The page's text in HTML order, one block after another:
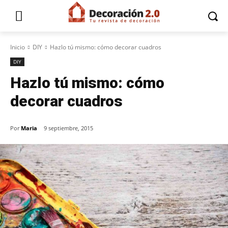
Inicio DIY Hazlo tú mismo: cómo decorar cuadros
DIY
Hazlo tú mismo: cómo
decorar cuadros
Por Maria 9 septiembre, 2015